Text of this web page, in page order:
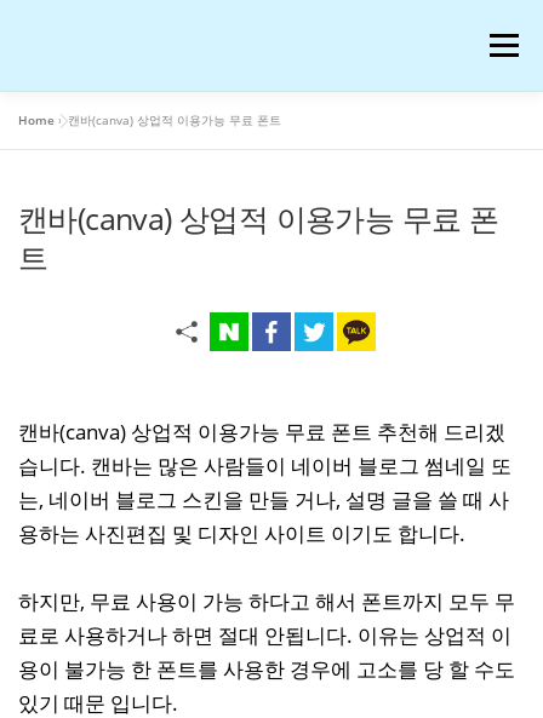
메뉴
AI 연구 워드프레스 일기 온라인 강의 후기
생활꿀팁 반려동물 화장품
프로그램 IT 저작권과 법
Home »캔바(canva) 상업적 이용가능 무료 폰트
캔바(canva) 상업적 이용가능 무료 폰
트
캔바(canva) 상업적 이용가능 무료 폰트 추천해 드리겠
습니다. 캔바는 많은 사람들이 네이버 블로그 썸네일 또
는, 네이버 블로그 스킨을 만들 거나, 설명 글을 쓸 때 사
용하는 사진편집 및 디자인 사이트 이기도 합니다.
하지만, 무료 사용이 가능 하다고 해서 폰트까지 모두 무
료로 사용하거나 하면 절대 안됩니다. 이유는 상업적 이
용이 불가능 한 폰트를 사용한 경우에 고소를 당 할 수도
있기 때문 입니다.